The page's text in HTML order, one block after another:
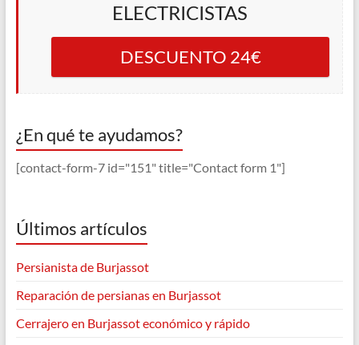
ELECTRICISTAS
DESCUENTO 24€
¿En qué te ayudamos?
[contact-form-7 id="151" title="Contact form 1"]
Últimos artículos
Persianista de Burjassot
Reparación de persianas en Burjassot
Cerrajero en Burjassot económico y rápido